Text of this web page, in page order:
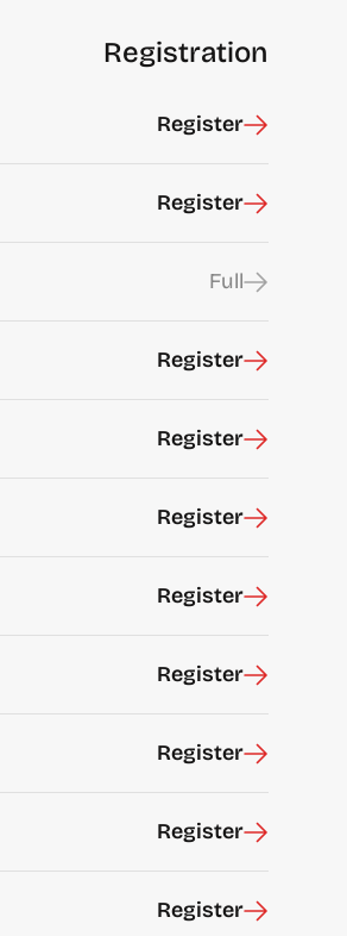
Registration
Register
Register
Full
Register
Register
Register
Register
Register
Register
Register
Register